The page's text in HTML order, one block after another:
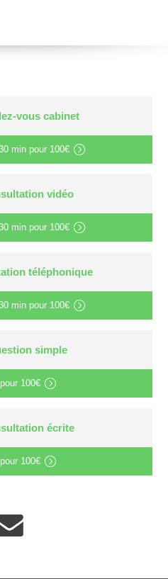
vous cabinet
min pour 100€
vidéo
min pour 100€
téléphonique
min pour 100€
simple
100€
écrite
100€